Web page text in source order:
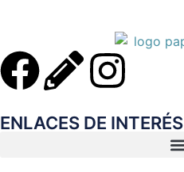
ENLACES DE INTERÉS